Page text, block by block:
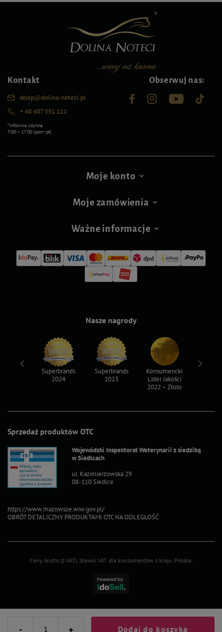
- Dodaj do koszyka
Kontakt
sklep@dolina-noteci.pl
+ 48 607 551 111
*Infolinia czynna
7:00 – 17:00 (pon–pt)
Obserwuj nas:
Moje konto
Moje zamówienia
Ważne informacje
Sprzedaż produktów OTC
Wojewódzki Inspektorat Weterynarii z siedzibą
w Siedlcach
ul. Kazimierzowska 29
08-110 Siedlce
https://www.mazowsze.wiw.gov.pl/
OBRÓT DETALICZNY PRODUKTAMI OTC NA ODLEGŁOŚĆ
Nasze nagrody
Superbrands
2024
Superbrands
2023
Konsumencki
Lider Jakości
2022 – Złoto
Ceny brutto (z VAT). Stawki VAT dla konsumentów z kraju: Polska.